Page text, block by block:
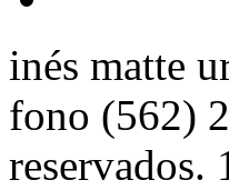
inés matte
fono (562)
reservados.